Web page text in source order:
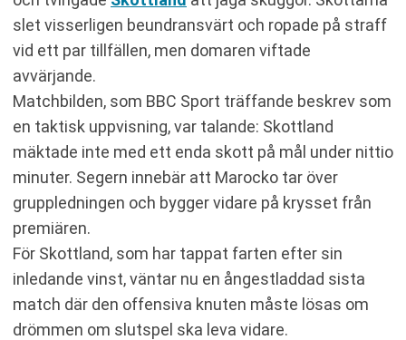
slet visserligen beundransvärt och ropade på straff
vid ett par tillfällen, men domaren viftade
avvärjande.
Matchbilden, som BBC Sport träffande beskrev som
en taktisk uppvisning, var talande: Skottland
mäktade inte med ett enda skott på mål under nittio
minuter. Segern innebär att Marocko tar över
gruppledningen och bygger vidare på krysset från
premiären.
För Skottland, som har tappat farten efter sin
inledande vinst, väntar nu en ångestladdad sista
match där den offensiva knuten måste lösas om
drömmen om slutspel ska leva vidare.